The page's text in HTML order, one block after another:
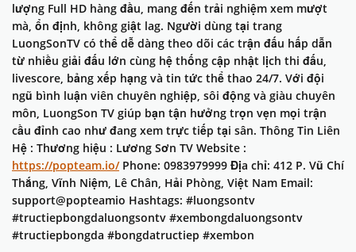
lượng Full HD hàng đầu, mang đến trải nghiệm xem mượt
mà, ổn định, không giật lag. Người dùng tại trang
LuongSonTV có thể dễ dàng theo dõi các trận đấu hấp dẫn
từ nhiều giải đấu lớn cùng hệ thống cập nhật lịch thi đấu,
livescore, bảng xếp hạng và tin tức thể thao 24/7. Với đội
ngũ bình luận viên chuyên nghiệp, sôi động và giàu chuyên
môn, LuongSon TV giúp bạn tận hưởng trọn vẹn mọi trận
cầu đỉnh cao như đang xem trực tiếp tại sân. Thông Tin Liên
Hệ : Thương hiệu : Lương Sơn TV Website :
https://popteam.io/Phone: 0983979999 Địa chỉ: 412 P. Vũ Chí
Thắng, Vĩnh Niệm, Lê Chân, Hải Phòng, Việt Nam Email:
support@popteamio Hashtags: #luongsontv
#tructiepbongdaluongsontv #xembongdaluongsontv
#tructiepbongda #bongdatructiep #xembon